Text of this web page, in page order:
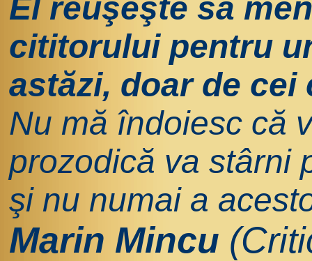
El reuşeşte să
cititorului pentru
astăzi, doar de cei
Nu mă îndoiesc că
prozodică va stârni
şi nu numai a
Marin Mincu